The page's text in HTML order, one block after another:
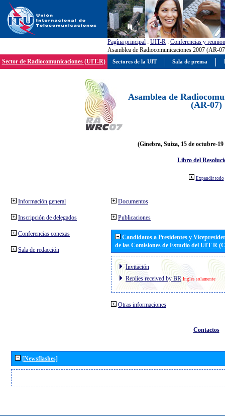
Pagína principal : UIT-R : Conferencias y
Asamblea de Radiocomunicaciones 2007 (AR-
Sector de Radiocomunicaciones (UIT-R)
Asamblea de
(AR-07)
(Ginebra, Suiza, 15 de octubre-19
Libro del
Expandir todo
Información general
Inscripción de delegados
Conferencias conexas
Sala de redacción
Documentos
Publicaciones
Candidatos a Presidentes y
de las Comisiones de Estudio del UIT R
Invitación
Replies received by BR Inglés solamente
Otras informaciones
Contactos
[Newsflashes]
Sectores de la UIT Sala de prensa